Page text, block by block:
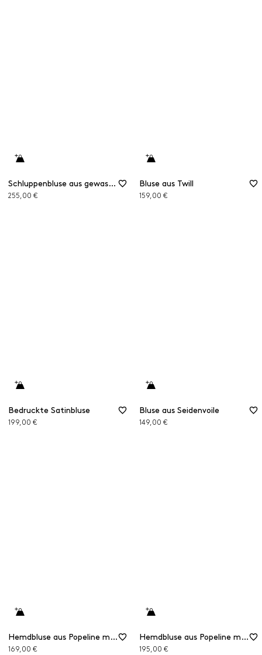
Schluppenbluse aus gewaschener Seide
255,00 €
Bluse aus Twill
159,00 €
Bedruckte Satinbluse
199,00 €
Bluse aus Seidenvoile
149,00 €
Hemdbluse aus Popeline mit Schößchen
169,00 €
Hemdbluse aus Popeline mit aufgesetzten Taschen
195,00 €